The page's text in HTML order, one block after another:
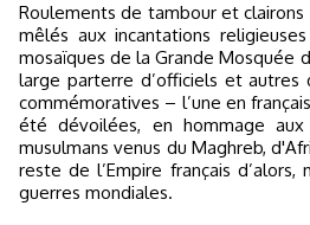
Roulements de tambour et clairons de la République se sont
mêlés aux incantations
mosaïques de la Grande Mosquée
large parterre d’officiels et autres
commémoratives – l’une en
été dévoilées, en hommage
musulmans venus du Maghreb,
reste de l’Empire français
guerres mondiales.